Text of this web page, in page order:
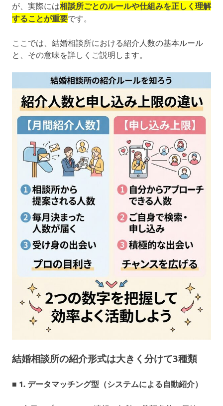
が、実際には相談所ごとのルールや仕組みを正しく理解
することが重要です。
ここでは、結婚相談所における紹介人数の基本ルール
と、その意味を詳しくご説明します。
結婚相談所の紹介形式は大きく分けて3種類
■ 1. データマッチング型（システムによる自動紹介）